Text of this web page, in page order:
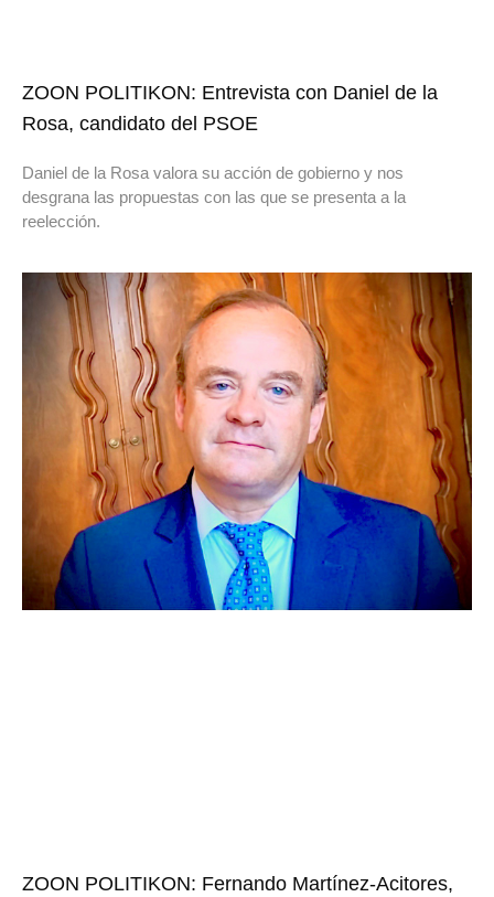
ZOON POLITIKON: Entrevista con Daniel de la
Rosa, candidato del PSOE
Daniel de la Rosa valora su acción de gobierno y nos
desgrana las propuestas con las que se presenta a la
reelección.
ZOON POLITIKON: Fernando Martínez-Acitores,